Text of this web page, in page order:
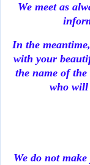
We meet as
In the
with your
the name of
who will
We do not